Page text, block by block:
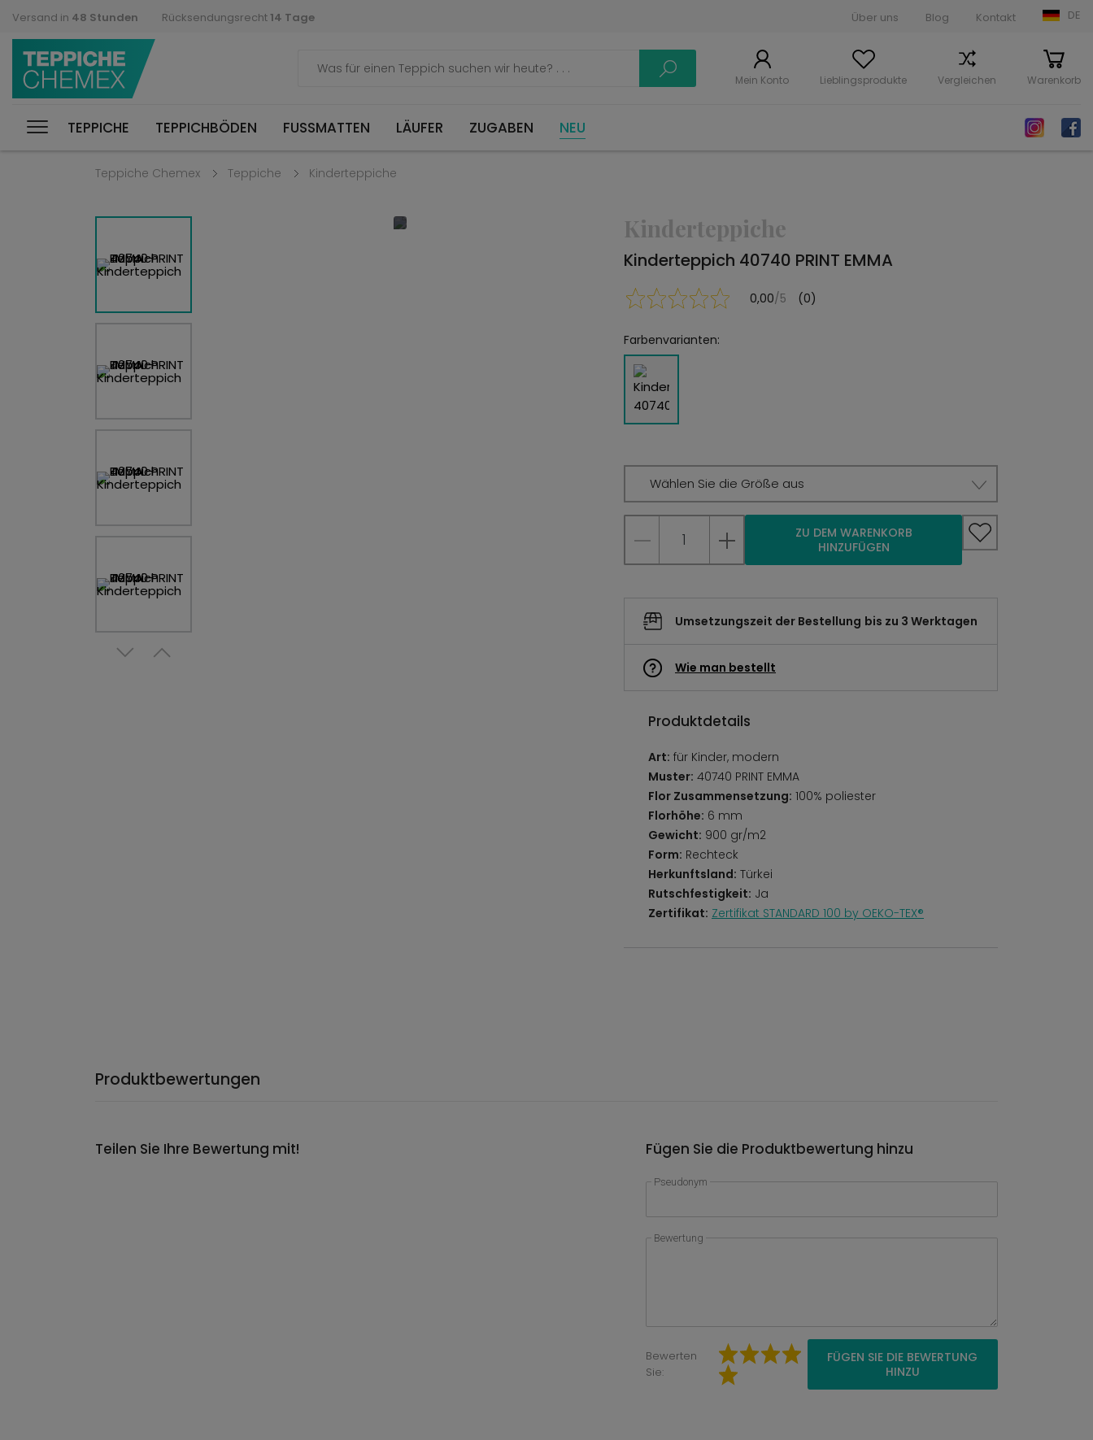
Versand in 48 Stunden Rücksendungsrecht 14 Tage Über uns Blog Kontakt DE
Mein Konto Lieblingsprodukte Vergleichen Warenkorb
TEPPICHE TEPPICHBÖDEN FUSSMATTEN LÄUFER ZUGABEN NEU
Teppiche Chemex Teppiche Kinderteppiche
Kinderteppiche
Kinderteppich 40740 PRINT EMMA
0,00/5 (0)
Farbenvarianten:
Wählen Sie die Größe aus
ZU DEM WARENKORB
HINZUFÜGEN
Umsetzungszeit der Bestellung bis zu 3 Werktagen
Wie man bestellt
Produktdetails
Art: für Kinder, modern
Muster: 40740 PRINT EMMA
Flor Zusammensetzung: 100% poliester
Florhöhe: 6 mm
Gewicht: 900 gr/m2
Form: Rechteck
Herkunftsland: Türkei
Rutschfestigkeit: Ja
Zertifikat: Zertifikat STANDARD 100 by OEKO-TEX®
Produktbewertungen
Teilen Sie Ihre Bewertung mit! Fügen Sie die Produktbewertung hinzu
Pseudonym
Bewertung
Bewerten
Sie:
FÜGEN SIE DIE BEWERTUNG
HINZU